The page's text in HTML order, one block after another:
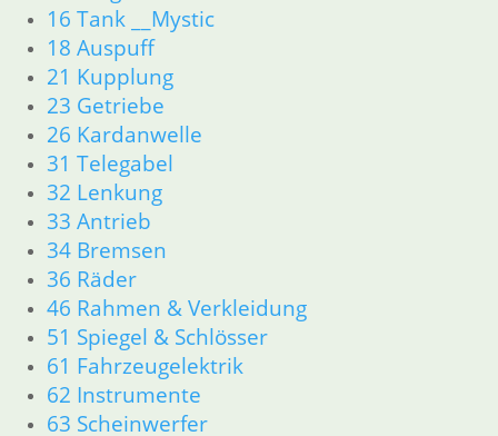
16 Tank __Mystic
18 Auspuff
21 Kupplung
23 Getriebe
26 Kardanwelle
31 Telegabel
32 Lenkung
33 Antrieb
34 Bremsen
36 Räder
46 Rahmen & Verkleidung
51 Spiegel & Schlösser
61 Fahrzeugelektrik
62 Instrumente
63 Scheinwerfer
11 Motor
Dichtungen
Zylinderkopf
Kolben/Kolbenringe
12 Motorelektrik
13 Vergaser
16 Tank
18 Auspuff
21 Kupplung
23 Getriebe
34 Bremsen
36 Räder
46 Rahmen & Verkleidung
51 Spiegel & Schlösser
52 Sitzbank
61 Fahrzeugelektrik
62 Instrumente